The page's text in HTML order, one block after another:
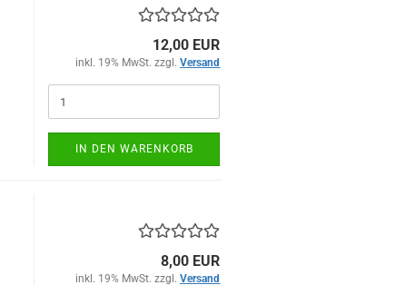
12,00 EUR
inkl. 19% MwSt. zzgl.Versand
IN DEN WARENKORB
8,00 EUR
inkl. 19% MwSt. zzgl.Versand